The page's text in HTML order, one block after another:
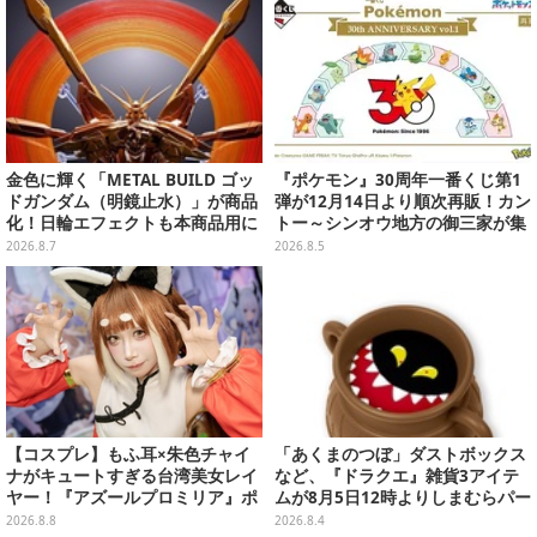
金色に輝く「METAL BUILD ゴッ
ドガンダム（明鏡止水）」が商品
化！日輪エフェクトも本商品用に
刷新した豪華仕様
2026.8.7
『ポケモン』30周年一番くじ第1
弾が12月14日より順次再販！カン
トー～シンオウ地方の御三家が集
まった時計、ぬいぐるみなど記念
2026.8.5
【コスプレ】もふ耳×朱色チャイ
ナがキュートすぎる台湾美女レイ
ヤー！『アズールプロミリア』ポ
ンポンが狐娘スタイルで魅せる
2026.8.8
「あくまのつぼ」ダストボックス
など、『ドラクエ』雑貨3アイテ
ムが8月5日12時よりしまむらパー
ク（オンラインストア）にて販
2026.8.4